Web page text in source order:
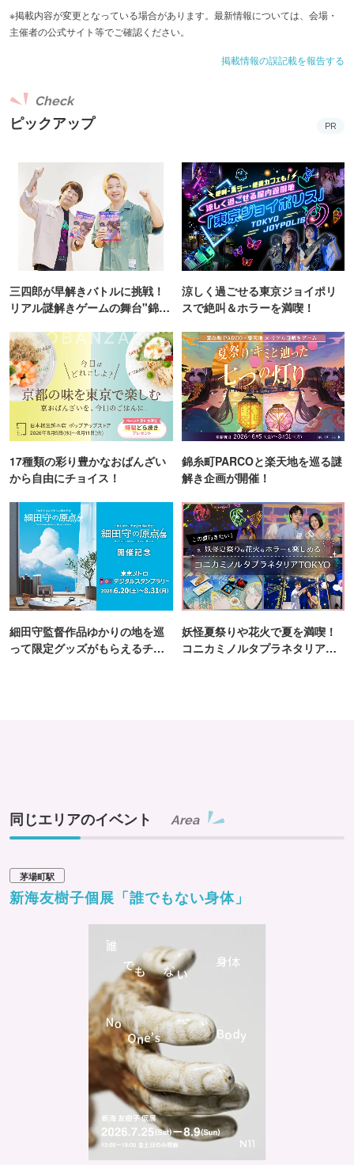
月1日と15日に食されてきました。この良き風習を今の時
代へ継承していくため、また人々の健康に寄与したいとい
う思いから、あずき製品を多く取り扱う井村屋グループが
「毎月1日はあずきの日」として制定し、日本記念日協会
た『あずきバー』を食べて暑い夏を乗り切ってほしいとい
う思いから、本格的な暑さを迎える7月1日を「井村屋あず
きバーの日」として制定しました。2026年7月1日の「井村
屋あずきバーの日」に先駆けて、全国4都市（東京、名古
屋、大阪、福岡天神）にて、無料で『あずきバー』を配布
するサンプリングイベントが開催されます。当日、各会場
では、あずきバーと一緒に写真を撮ってSNSにシェアでき
るフォトプロップスが用意されるほか、来場者を対象にオ
リジナル限定シールも配布されます。また、東京会場・名
古屋会場では井村屋のキャラクター「アズキキング」も登
場し、「あずきバー祭り」を盛り上げます。この機会に足
を運んでみてはいかがでしょうか。
※縁日イベントは東京会場のみでの開催となります。
※配布数量には限りがございます。
■『あずきバー』サンプリング
開催日程：6月26日（金）〜6月27日（土）
配布日時：
6月26日（金）第1回配布11:30〜 第2回配布15:00〜
回配布15:30〜
※各回15分前よりお並びいただけます。ただし、混雑状況
や安全管理上の理由により、整列開始時間を変更する場合
があります。
※各回の配布本数には限りがあるため、定員（予定数量）
に達し次第終了。
※サンプリング喫食後の袋などのゴミは、会場内、喫食ス
ペース等に備え付けのゴミ箱に廃棄してください。
※小雨決行。天災・荒天の場合は、協議のうえ、中断・中
止となる可能性がございます。
※各会場のフォトプロップスは、17:00までご利用いただけ
■アズキキングに会える！グリーティングも開催
毎年大人気のアズキキングに会えるチャンス！アズキキン
グと一緒に記念撮影もできます。
※掲載内容が変更となっている場合があります。最新情報については、会場・
主催者の公式サイト等でご確認ください。
掲載情報の誤記載を報告する
ピックアップ
Check
PR
三四郎が早解きバトルに挑戦！
リアル謎解きゲームの舞台"錦糸
涼しく過ごせる東京ジョイポリ
スで絶叫＆ホラーを満喫！
17種類の彩り豊かなおばんざい
から自由にチョイス！
錦糸町PARCOと楽天地を巡る謎
解き企画が開催！
細田守監督作品ゆかりの地を巡
って限定グッズがもらえるチャ
妖怪夏祭りや花火で夏を満喫！
コニカミノルタプラネタリア
同じエリアのイベント Area
茅場町駅
新海友樹子個展「誰でもない身体」